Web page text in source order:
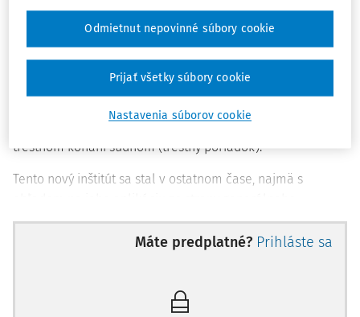
(ďalej aj ako "zrušenie právoplatných rozhodnutí"). Tento
inštitút svojim zameraním a povahou, spolu s inštitútom
opravný prostriedok zavedený v predchádzajúcom
Trestnom poriadku - inštitút sťažnosti pre porušenie
§ 266 a nasl. zákona č. 141/1961 Zb.
trestnom konaní súdnom (trestný poriadok).
Tento nový inštitút sa stal v ostatnom čase, najmä s
prokurátora v mediálne exponovaných trestných veciach,
mimoriadnym nielen svojim systematickým zaradením v
Máte predplatné? Prihláste sa
Nastavenia súborov cookie
Odmietnut nepovinné súbory cookie
Prijať všetky súbory cookie